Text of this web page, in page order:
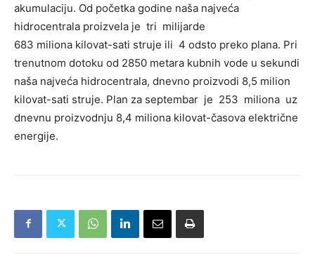
akumulaciju. Od početka godine naša najveća
hidrocentrala proizvela je tri milijarde
683 miliona kilovat-sati struje ili 4 odsto preko plana. Pri
trenutnom dotoku od 2850 metara kubnih vode u sekundi
naša najveća hidrocentrala, dnevno proizvodi 8,5 milion
kilovat-sati struje. Plan za septembar je 253 miliona uz
dnevnu proizvodnju 8,4 miliona kilovat-časova električne
energije.